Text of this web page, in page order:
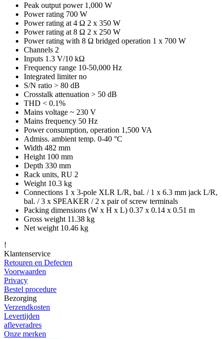
Peak output power 1,000 W
Power rating 700 W
Power rating at 4 Ω 2 x 350 W
Power rating at 8 Ω 2 x 250 W
Power rating with 8 Ω bridged operation 1 x 700 W
Channels 2
Inputs 1.3 V/10 kΩ
Frequency range 10-50,000 Hz
Integrated limiter no
S/N ratio > 80 dB
Crosstalk attenuation > 50 dB
THD < 0.1%
Mains voltage ~ 230 V
Mains frequency 50 Hz
Power consumption, operation 1,500 VA
Admiss. ambient temp. 0-40 °C
Width 482 mm
Height 100 mm
Depth 330 mm
Rack units, RU 2
Weight 10.3 kg
Connections 1 x 3-pole XLR L/R, bal. / 1 x 6.3 mm jack L/R,
bal. / 3 x SPEAKER / 2 x pair of screw terminals
Packing dimensions (W x H x L) 0.37 x 0.14 x 0.51 m
Gross weight 11.38 kg
Net weight 10.46 kg
!
Klantenservice
Retouren en Defecten
Voorwaarden
Privacy
Bestel procedure
Bezorging
Verzendkosten
Levertijden
afleveradres
Onze merken